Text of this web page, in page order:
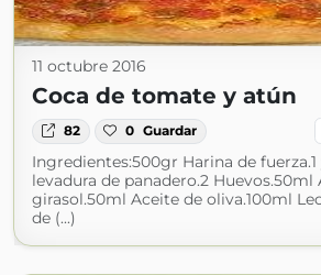
11 octubre 2016
Coca de tomate y atún
82 0 Guardar
Ingredientes:500gr Harina de fuerza.1
levadura de panadero.2 Huevos.50ml
girasol.50ml Aceite de oliva.100ml
de (...)